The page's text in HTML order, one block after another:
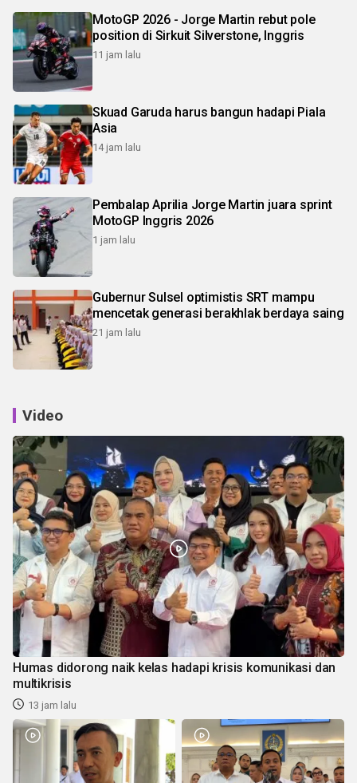
MotoGP 2026 - Jorge Martin rebut pole
position di Sirkuit Silverstone, Inggris
11 jam lalu
Skuad Garuda harus bangun hadapi Piala
Asia
14 jam lalu
Pembalap Aprilia Jorge Martin juara sprint
MotoGP Inggris 2026
1 jam lalu
Gubernur Sulsel optimistis SRT mampu
mencetak generasi berakhlak berdaya saing
21 jam lalu
Video
Humas didorong naik kelas hadapi krisis komunikasi dan
multikrisis
13 jam lalu